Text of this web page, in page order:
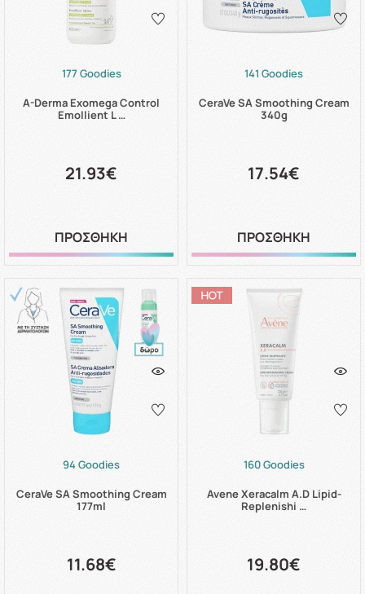
177 Goodies
A-Derma Exomega Control
Emollient L …
21.93€
ΠΡΟΣΘΗΚΗ
141 Goodies
CeraVe SA Smoothing Cream
340g
17.54€
ΠΡΟΣΘΗΚΗ
94 Goodies
CeraVe SA Smoothing Cream
177ml
11.68€
160 Goodies
Avene Xeracalm A.D Lipid-
Replenishi …
19.80€